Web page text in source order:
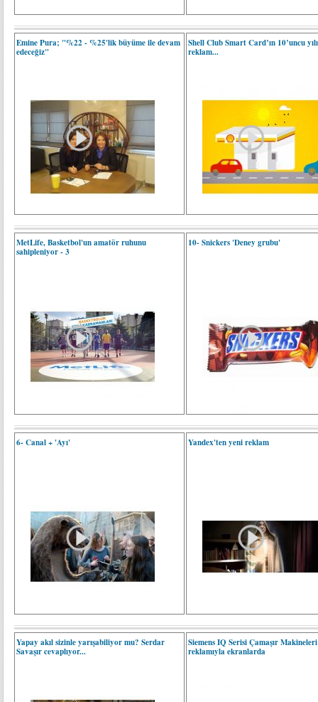
Emine Pura; "%22 - %25'lik büyüme ile devam
edeceğiz"
Shell Club Smart Card’ın 10’uncu
reklam...
MetLife, Basketbol'un amatör ruhunu
sahipleniyor - 3
10- Snickers 'Deney grubu'
6- Canal + 'Ayı' Yandex'ten yeni reklam
Yapay akıl sizinle yarışabiliyor mu? Serdar
Savaşır cevaplıyor...
Siemens IQ Serisi Çamaşır
reklamıyla ekranlarda